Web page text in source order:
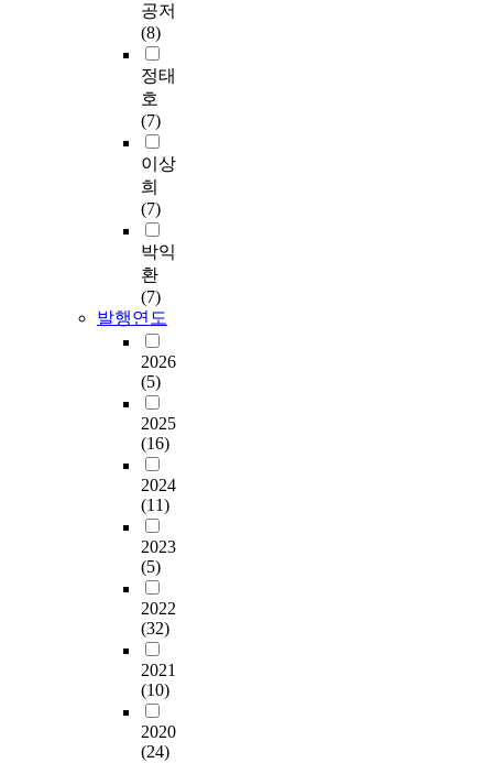
공저
(8)
정태
호
(7)
이상
희
(7)
박익
환
(7)
발행연도
2026
(5)
2025
(16)
2024
(11)
2023
(5)
2022
(32)
2021
(10)
2020
(24)